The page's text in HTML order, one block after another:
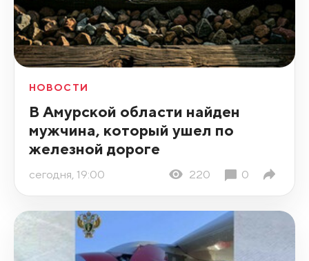
НОВОСТИ
В Амурской области найден
мужчина, который ушел по
железной дороге
сегодня, 19:00 220 0